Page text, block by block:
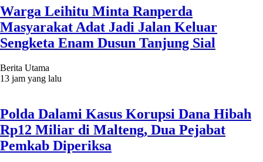
Warga Leihitu Minta Ranperda
Masyarakat Adat Jadi Jalan Keluar
Sengketa Enam Dusun Tanjung Sial
Berita Utama
13 jam yang lalu
Polda Dalami Kasus Korupsi Dana Hibah
Rp12 Miliar di Malteng, Dua Pejabat
Pemkab Diperiksa